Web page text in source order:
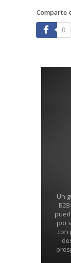
Comparte
0
Un
por
con